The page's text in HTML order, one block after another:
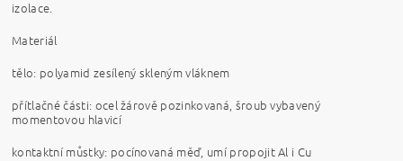
izolace.
Materiál
tělo: polyamid zesílený skleným vláknem
přítlačné části: ocel žárově pozinkovaná, šroub vybavený
momentovou hlavicí
kontaktní můstky: pocínovaná měď, umí propojit Al i Cu